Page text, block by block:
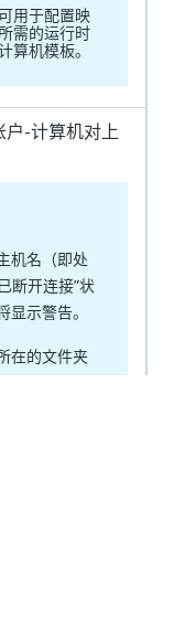
用于配置映
需的运行时
算机模板。
户-计算机对上
机名（即处
断开连接”状
示警告。
在的文件夹
配触发器中